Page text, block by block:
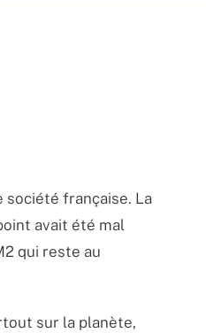
société française. La
avait été mal
qui reste au
sur la planète,